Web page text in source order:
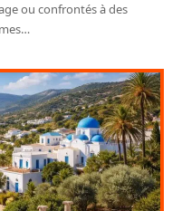
ou confrontés à des
…